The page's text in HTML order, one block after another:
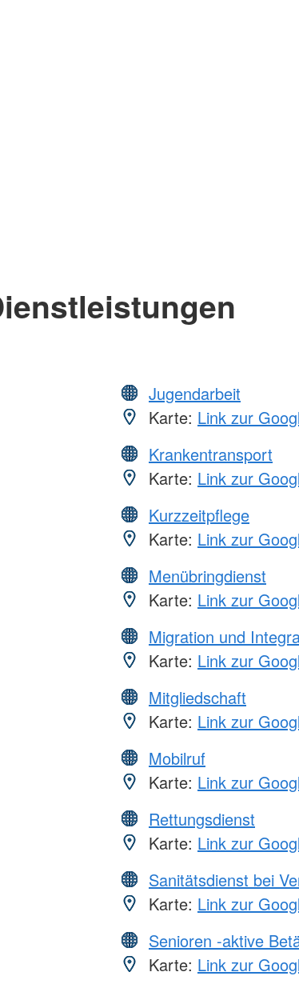
Jugendarbeit
Karte: Link zur
Krankentransport
Karte: Link zur
Kurzzeitpflege
Karte: Link zur
Menübringdienst
Karte: Link zur
Migration und
Karte: Link zur
Mitgliedschaft
Karte: Link zur
Mobilruf
Karte: Link zur
Rettungsdienst
Karte: Link zur
Sanitätsdienst bei
Karte: Link zur
Senioren -aktive
Karte: Link zur